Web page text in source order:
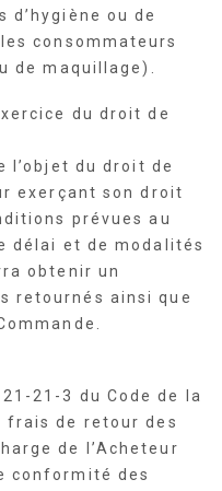
d’hygiène ou de
consommateurs
de maquillage).
du droit de
l’objet du droit de
exerçant son droit
prévues au
délai et de modalités
obtenir un
retournés ainsi que
21-3 du Code de la
frais de retour des
de l’Acheteur
conformité des